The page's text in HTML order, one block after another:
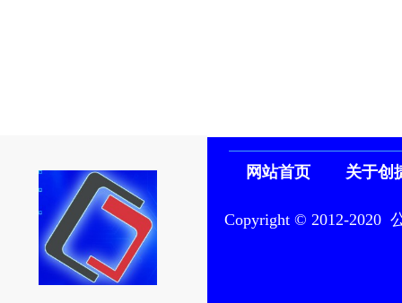
Copyright © 2012-2020
网站首页 关于创